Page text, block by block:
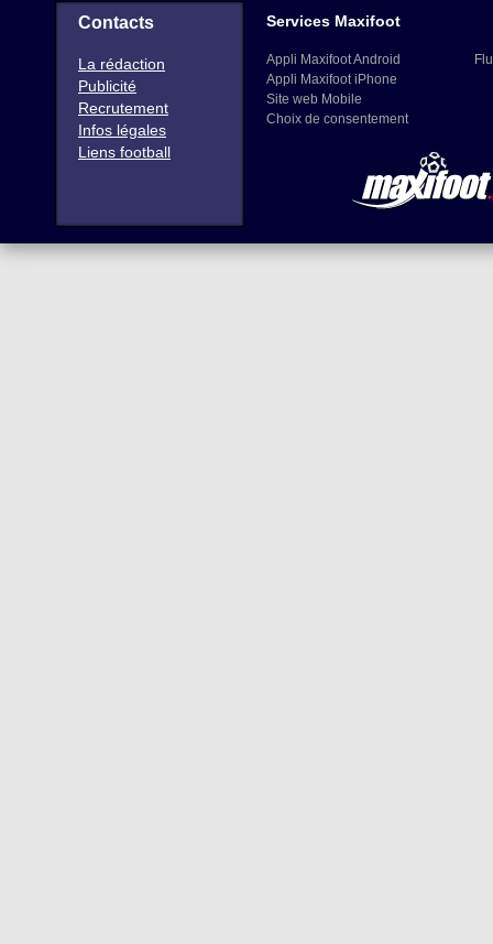
Contacts
La rédaction
Publicité
Recrutement
Infos légales
Liens football
Services Maxifoot
Appli Maxifoot Android
Appli Maxifoot iPhone
Site web Mobile
Choix de consentement